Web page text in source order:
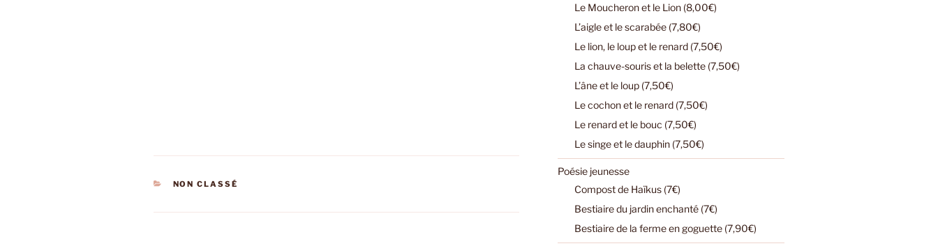
CATÉGORIES
NON CLASSÉ
Le Moucheron et le Lion (8,00€)
L’aigle et le scarabée (7,80€)
Le lion, le loup et le renard (7,50€)
La chauve-souris et la belette (7,50€)
L’âne et le loup (7,50€)
Le cochon et le renard (7,50€)
Le renard et le bouc (7,50€)
Le singe et le dauphin (7,50€)
Poésie jeunesse
Compost de Haïkus (7€)
Bestiaire du jardin enchanté (7€)
Bestiaire de la ferme en goguette (7,90€)